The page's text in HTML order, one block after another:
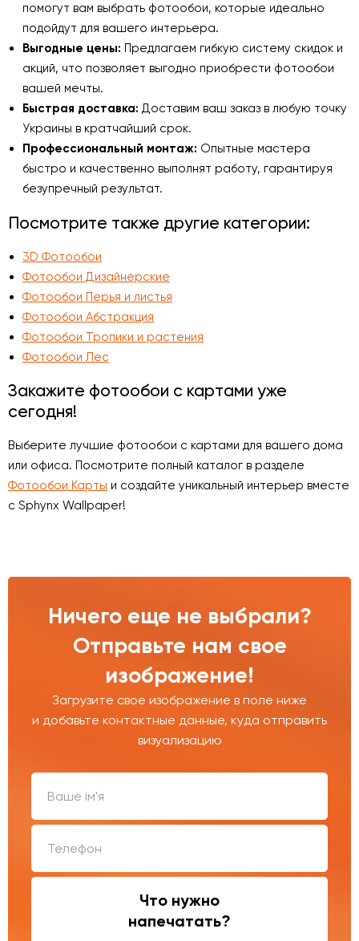
помогут вам выбрать фотообои, которые идеально
подойдут для вашего интерьера.
Выгодные цены: Предлагаем гибкую систему скидок и
акций, что позволяет выгодно приобрести фотообои
вашей мечты.
Быстрая доставка: Доставим ваш заказ в любую точку
Украины в кратчайший срок.
Профессиональный монтаж: Опытные мастера
быстро и качественно выполнят работу, гарантируя
безупречный результат.
Посмотрите также другие категории:
3D Фотообои
Фотообои Дизайнерские
Фотообои Перья и листья
Фотообои Абстракция
Фотообои Тропики и растения
Фотообои Лес
Закажите фотообои с картами уже
сегодня!
Выберите лучшие фотообои с картами для вашего дома
или офиса. Посмотрите полный каталог в разделе
Фотообои Карты и создайте уникальный интерьер вместе
с Sphynx Wallpaper!
Ничего еще не выбрали?
Отправьте нам свое
изображение!
Загрузите свое изображение в поле ниже
и добавьте контактные данные, куда отправить
визуализацию
Что нужно
напечатать?